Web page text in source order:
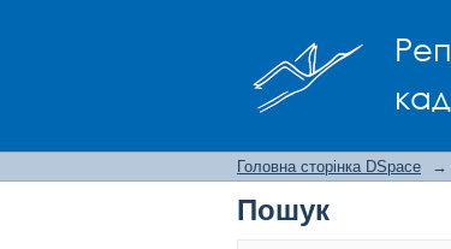
Головна сторінка DSpace →
Пошук